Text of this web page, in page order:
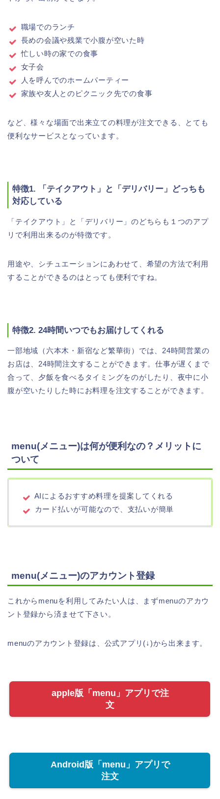
職場でのランチ
長めの会議や残業で小腹が空いた時
忙しい時の家での食事
女子会
人を呼んでのホームパーティー
家族や友人とのピクニック先での食事
など、様々な場面で出来立ての料理が注文できる、とても
便利なサービスとなっています。
特徴1. 「テイクアウト」と「デリバリー」どっちも
対応している
「テイクアウト」と「デリバリー」のどちらも１つのアプ
リで利用出来るのが特徴です。
用途や、シチュエーションにあわせて、希望の方法で利用
することができるのはとっても便利ですね。
特徴2. 24時間いつでもお届けしてくれる
一部地域（六本木・新宿など繁華街）では、24時間営業の
お店は、24時間注文することができます。仕事が遅くまで
合って、夕飯を食べるタイミングをのがしたり、夜中に小
腹が空いたりした時にお料理を注文することができます。
menu(メニュー)は何が便利なの？メリットに
ついて
AIによるおすすめ料理を提案してくれる
カード払いが可能なので、支払いが簡単
menu(メニュー)のアカウント登録
これからmenuを利用してみたい人は、まずmenuのアカウ
ント登録から済ませて下さい。
menuのアカウント登録は、公式アプリ(↓)から出来ます。
apple版「menu」アプリで注
文
Android版「menu」アプリで
注文